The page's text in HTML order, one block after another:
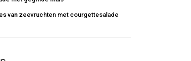
van zeevruchten met courgettesalade